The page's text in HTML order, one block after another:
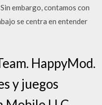
embargo, contamos con
se centra en entender
HappyMod.
y juegos